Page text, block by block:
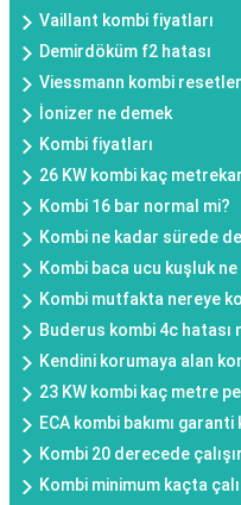
Vaillant kombi fiyatları
Demirdöküm f2 hatası
Viessmann kombi
İonizer ne demek
Kombi fiyatları
26 KW kombi kaç
Kombi 16 bar normal mi?
Kombi ne kadar sürede
Kombi baca ucu kuşluk
Kombi mutfakta nereye
Buderus kombi 4c hatası
Kendini korumaya alan
23 KW kombi kaç metre
ECA kombi bakımı garanti
Kombi 20 derecede
Kombi minimum kaçta